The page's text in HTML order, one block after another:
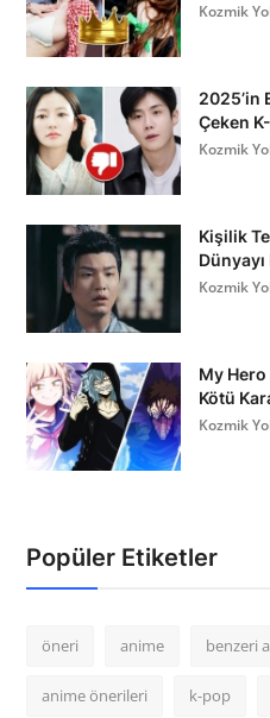
Kozmik
2025’in
Çeken
Kozmik
Kişilik
Kozmik
My
Kötü
Kozmik
Popüler Etiketler
öneri anime benzeri
anime önerileri k-pop